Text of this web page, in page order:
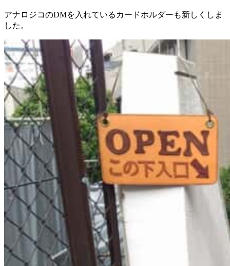
アナロジコのDMを入れているカードホルダーも新しくしま
した。